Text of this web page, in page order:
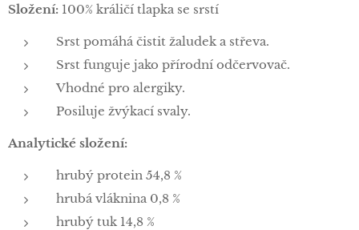
Složení: 100% králičí tlapka se srstí
Srst pomáhá čistit žaludek a střeva.
Srst funguje jako přírodní odčervovač.
Vhodné pro alergiky.
Posiluje žvýkací svaly.
Analytické složení:
hrubý protein 54,8 %
hrubá vláknina 0,8 %
hrubý tuk 14,8 %